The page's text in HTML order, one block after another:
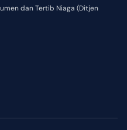
dan Tertib Niaga (Ditjen